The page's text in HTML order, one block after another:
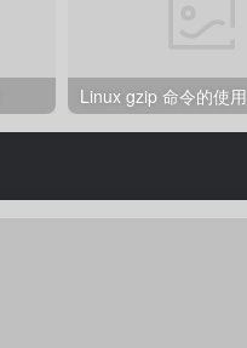
Linux gzip 命令的使用